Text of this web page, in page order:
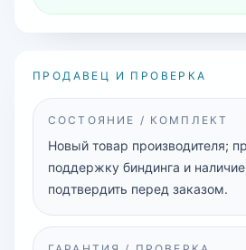
ПРОДАВЕЦ И ПРОВЕРКА
СОСТОЯНИЕ / КОМПЛЕКТ
Новый товар производителя;
поддержку биндинга и
подтвердить перед заказом.